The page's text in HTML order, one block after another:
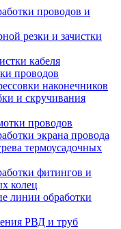
проводов и
резки и зачистки
кабеля
проводов
наконечников
и скручивания
проводов
экрана провода
термоусадочных
фитингов и
колец
линии обработки
РВД и труб